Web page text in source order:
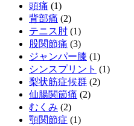
頭痛 (1)
背部痛 (2)
テニス肘 (1)
股関節痛 (3)
ジャンパー膝 (1)
シンスプリント (1)
梨状筋症候群 (2)
仙腸関節痛 (2)
むくみ (2)
顎関節症 (1)